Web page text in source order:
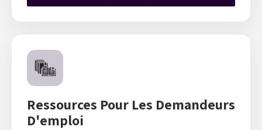
Ressources Pour Les Demandeurs
D'emploi